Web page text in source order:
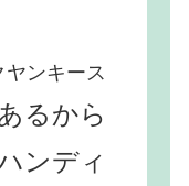
ンキース
るから
ンディ